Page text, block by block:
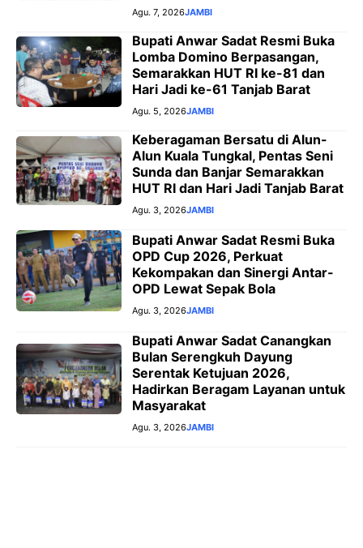
Agu. 7, 2026JAMBI
Bupati Anwar Sadat Resmi Buka
Lomba Domino Berpasangan,
Semarakkan HUT RI ke-81 dan
Hari Jadi ke-61 Tanjab Barat
Agu. 5, 2026JAMBI
Keberagaman Bersatu di Alun-
Alun Kuala Tungkal, Pentas Seni
Sunda dan Banjar Semarakkan
HUT RI dan Hari Jadi Tanjab Barat
Agu. 3, 2026JAMBI
Bupati Anwar Sadat Resmi Buka
OPD Cup 2026, Perkuat
Kekompakan dan Sinergi Antar-
OPD Lewat Sepak Bola
Agu. 3, 2026JAMBI
Bupati Anwar Sadat Canangkan
Bulan Serengkuh Dayung
Serentak Ketujuan 2026,
Hadirkan Beragam Layanan untuk
Masyarakat
Agu. 3, 2026JAMBI